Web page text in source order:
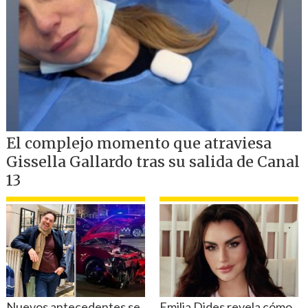
En torno a lo cual comentaron que
"siendo el espectro radioeléctrico un
bien público, administrado por el Estado
a través de la Institucionalidad del
Ministerio de Transportes y
Telecomunicaciones,
solicitamos que se
de el derecho de preferencia a la
comunicación radial nacional, en el
sentido del cumplimiento del principio
de reciprocidad que ha sido nulo
aplicación en el país de origen de los
capitales del grupo Iberoamerican
(perteneciente al Grupo Latino de Radio)
hacia inversionistas chilenos del rubro".
Los 27 senadores que votaron a favor